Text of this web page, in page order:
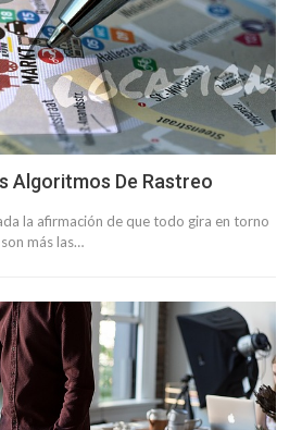
Algoritmos De Rastreo
la afirmación de que todo gira en torno
más las…